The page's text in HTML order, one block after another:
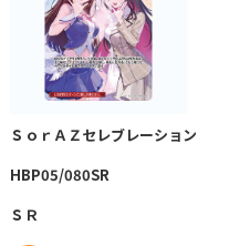
ＳｏｒＡＺセレブレーション
HBP05/080SR
ＳＲ